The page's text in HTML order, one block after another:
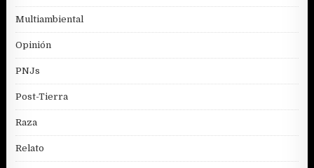
Multiambiental
Opinión
PNJs
Post-Tierra
Raza
Relato